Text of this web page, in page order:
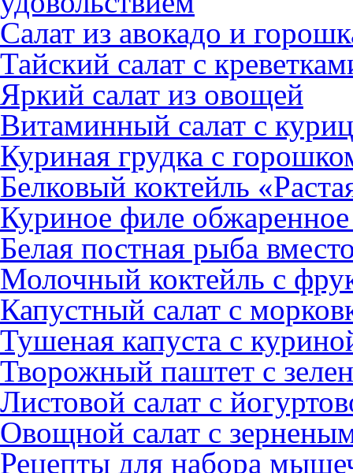
Салат из авокадо и
Тайский салат с
Яркий салат из овощей
Витаминный салат с
Куриная грудка с
Белковый коктейль
Куриное филе
Белая постная рыба
Молочный коктейль с
Капустный салат с
Тушеная капуста с
Творожный паштет с
Листовой салат с
Овощной салат с
Рецепты для набора